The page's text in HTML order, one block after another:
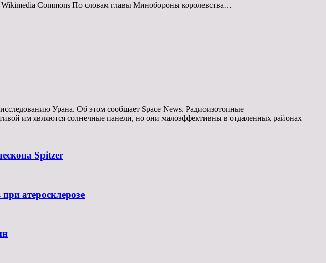
Commons По словам главы Минобороны королевства…
Урана. Об этом сообщает Space News. Радиоизотопные
им являются солнечные панели, но они малоэффективны в отдаленных районах
Spitzer
атеросклерозе